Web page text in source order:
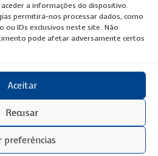
a informações do dispositivo.
permitirá-nos processar dados, como
ou IDs exclusivos neste site. Não
pode afetar adversamente certos
Aceitar
Recusar
preferências
Next Artigo
2020 RE/MAX Urban